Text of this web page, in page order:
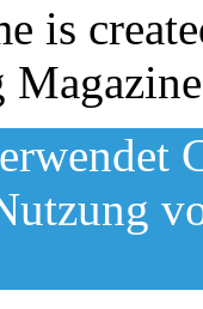
is
Magazine